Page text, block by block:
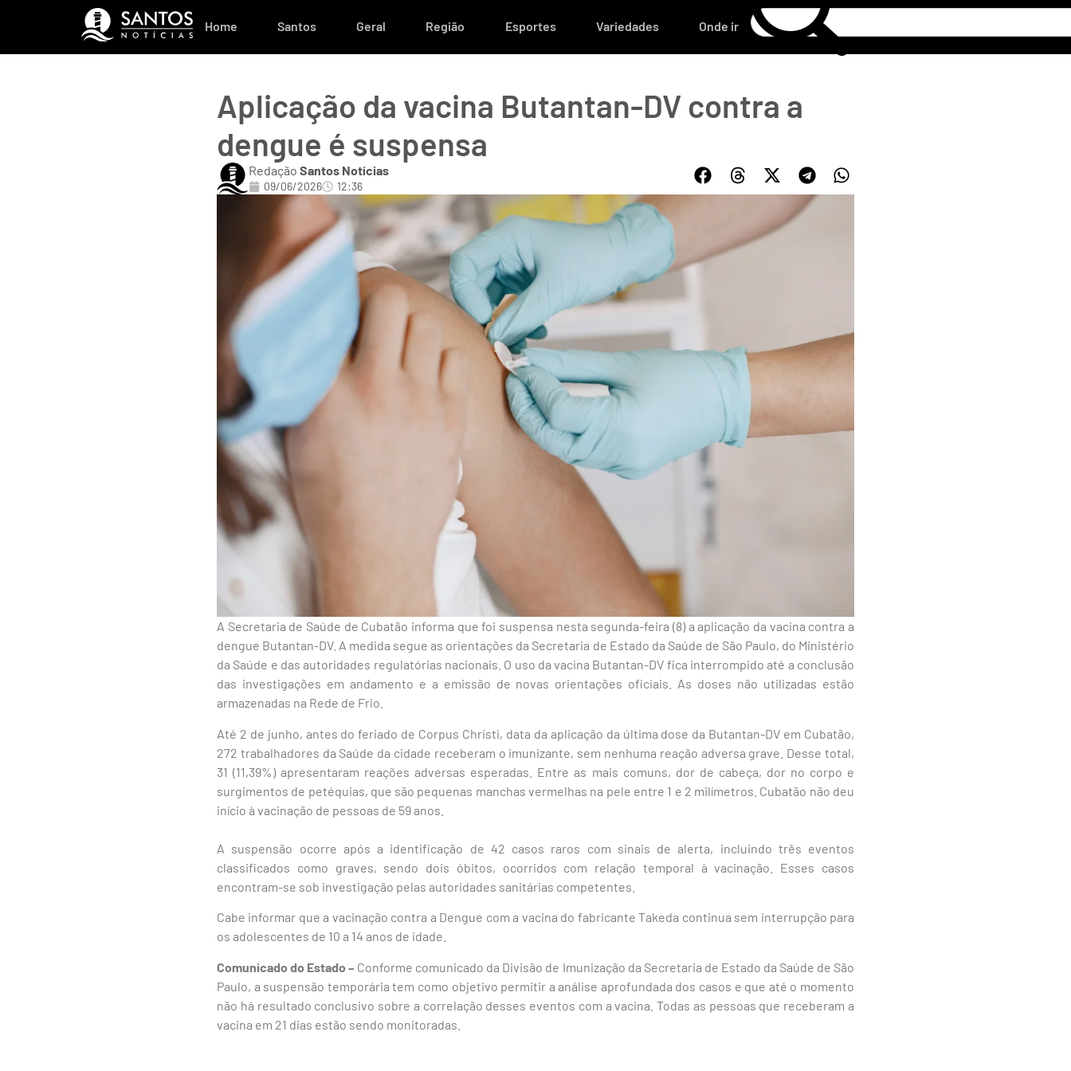
Home Santos Geral Região Esportes Variedades Onde ir
Aplicação da vacina Butantan-DV contra a
dengue é suspensa
Redação Santos Notícias
09/06/2026 12:36
A Secretaria de Saúde de Cubatão informa que foi suspensa nesta segunda-feira (8) a aplicação da vacina contra a
dengue Butantan-DV. A medida segue as orientações da Secretaria de Estado da Saúde de São Paulo, do Ministério
da Saúde e das autoridades regulatórias nacionais. O uso da vacina Butantan-DV fica interrompido até a conclusão
das investigações em andamento e a emissão de novas orientações oficiais. As doses não utilizadas estão
armazenadas na Rede de Frio.
Até 2 de junho, antes do feriado de Corpus Christi, data da aplicação da última dose da Butantan-DV em Cubatão,
272 trabalhadores da Saúde da cidade receberam o imunizante, sem nenhuma reação adversa grave. Desse total,
31 (11,39%) apresentaram reações adversas esperadas. Entre as mais comuns, dor de cabeça, dor no corpo e
surgimentos de petéquias, que são pequenas manchas vermelhas na pele entre 1 e 2 milímetros. Cubatão não deu
início à vacinação de pessoas de 59 anos.
A suspensão ocorre após a identificação de 42 casos raros com sinais de alerta, incluindo três eventos
classificados como graves, sendo dois óbitos, ocorridos com relação temporal à vacinação. Esses casos
encontram-se sob investigação pelas autoridades sanitárias competentes.
Cabe informar que a vacinação contra a Dengue com a vacina do fabricante Takeda continua sem interrupção para
os adolescentes de 10 a 14 anos de idade.
Comunicado do Estado – Conforme comunicado da Divisão de Imunização da Secretaria de Estado da Saúde de São
Paulo, a suspensão temporária tem como objetivo permitir a análise aprofundada dos casos e que até o momento
não há resultado conclusivo sobre a correlação desses eventos com a vacina. Todas as pessoas que receberam a
vacina em 21 dias estão sendo monitoradas.